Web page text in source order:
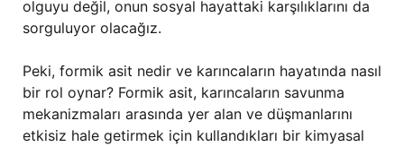
olguyu değil, onun sosyal hayattaki karşılıklarını da
sorguluyor olacağız.
Peki, formik asit nedir ve karıncaların hayatında nasıl
bir rol oynar? Formik asit, karıncaların savunma
mekanizmaları arasında yer alan ve düşmanlarını
etkisiz hale getirmek için kullandıkları bir kimyasal